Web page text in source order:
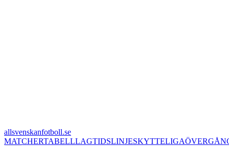
allsvenskanfotboll.se
MATCHERTABELLLAGTIDSLINJESKYTTELIGA